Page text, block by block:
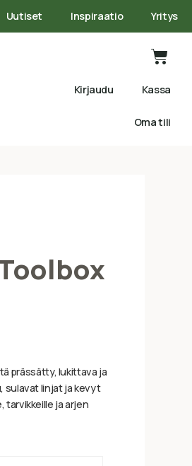
Uutiset Inspiraatio Yritys
Kirjaudu Kassa
Oma tili
prässätty, lukittava ja
sulavat linjat ja kevyt
tarvikkeille ja arjen